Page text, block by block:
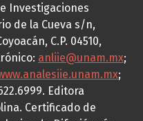
Investigaciones
de la Cueva s/n,
C.P. 04510,
anliie@unam.mx;
;
Editora
Certificado de